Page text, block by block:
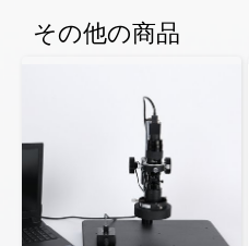
その他の商品